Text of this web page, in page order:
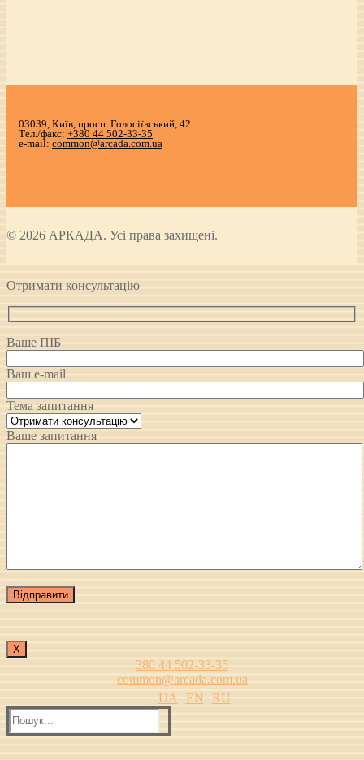
03039, Київ, просп. Голосіївський, 42
Тел./факс: +380 44 502-33-35
e-mail: common@arcada.com.ua
© 2026 АРКАДА. Усі права захищені.
Отримати консультацію
Ваше ПІБ
Ваш e-mail
Тема запитання
Ваше запитання
Х
380 44 502-33-35
common@arcada.com.ua
UA
EN
RU
Пошук: